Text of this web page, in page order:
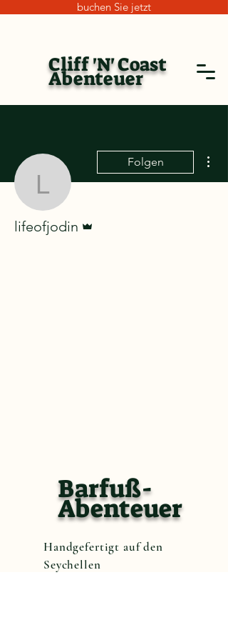
buchen Sie jetzt
Cliff 'N' Coast
Abenteuer
lifeofjodin
Folgen
lifeofjodin
Barfuß-
Abenteuer
Handgefertigt auf den
Seychellen